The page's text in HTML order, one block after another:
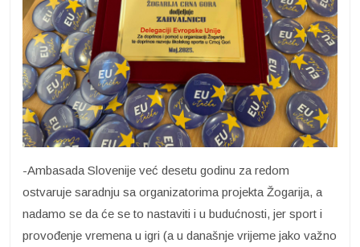
-Ambasada Slovenije već desetu godinu za redom
ostvaruje saradnju sa organizatorima projekta Žogarija, a
nadamo se da će se to nastaviti i u budućnosti, jer sport i
provođenje vremena u igri (a u današnje vrijeme jako važno